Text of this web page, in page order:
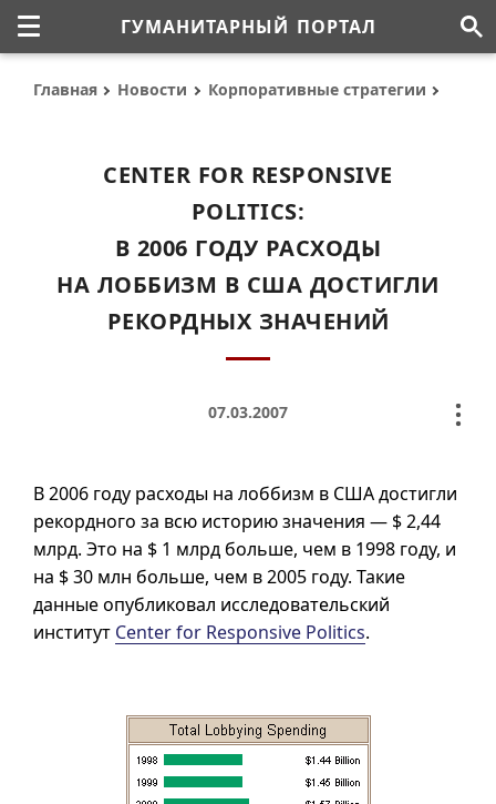
ГУМАНИТАРНЫЙ ПОРТАЛ
Главная Новости Корпоративные стратегии
CENTER FOR RESPONSIVE
POLITICS:
В 2006 ГОДУ РАСХОДЫ
НА ЛОББИЗМ В США ДОСТИГЛИ
РЕКОРДНЫХ ЗНАЧЕНИЙ
07.03.2007
В 2006 году расходы на лоббизм в США достигли
рекордного за всю историю значения — $ 2,44
млрд. Это на $ 1 млрд больше, чем в 1998 году, и
на $ 30 млн больше, чем в 2005 году. Такие
данные опубликовал исследовательский
институт Center for Responsive Politics.